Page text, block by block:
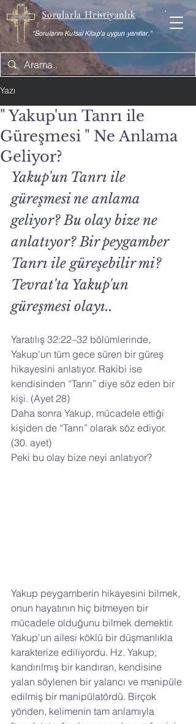
Sorularla Hristiyanlık
"Sorularını Kutsal Kitap'a uygun yanıtlar."
Yazı
" Yakup'un Tanrı ile
Güreşmesi " Ne Anlama
Geliyor?
Yakup'un Tanrı ile
güreşmesi ne anlama
geliyor? Bu olay bize ne
anlatıyor? Bir peygamber
Tanrı ile güreşebilir mi?
Tevrat'ta Yakup'un
güreşmesi olayı..
Yaratılış 32:22–32 bölümlerinde,
Yakup'un tüm gece süren bir güreş
hikayesini anlatıyor. Rakibi ise
kendisinden “Tanrı” diye söz eden bir
kişi. (Ayet 28)
Daha sonra Yakup, mücadele ettiği
kişiden de “Tanrı” olarak söz ediyor.
(30. ayet)
Peki bu olay bize neyi anlatıyor?
Yakup peygamberin hikayesini bilmek,
onun hayatının hiç bitmeyen bir
mücadele olduğunu bilmek demektir.
Yakup'un ailesi köklü bir düşmanlıkla
karakterize ediliyordu. Hz. Yakup;
kandırılmış bir kandıran, kendisine
yalan söylenen bir yalancı ve manipüle
edilmiş bir manipülatördü. Birçok
yönden, kelimenin tam anlamıyla